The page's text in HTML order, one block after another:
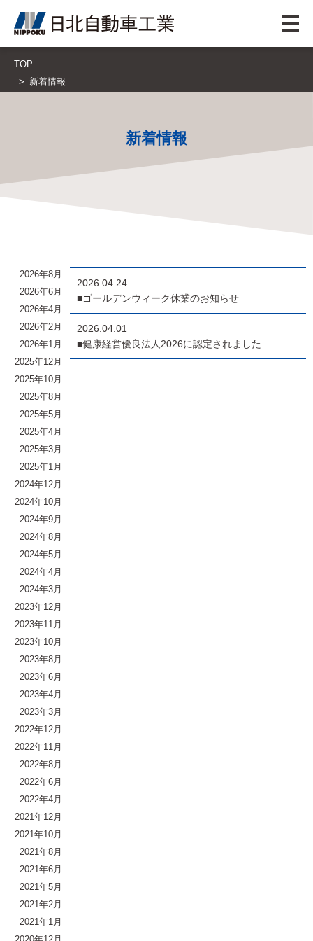
TOP
新着情報
新着情報
2026年8月
2026年6月
2026年4月
2026年2月
2026年1月
2025年12月
2025年10月
2025年8月
2025年5月
2025年4月
2025年3月
2025年1月
2024年12月
2024年10月
2024年9月
2024年8月
2024年5月
2024年4月
2024年3月
2023年12月
2023年11月
2023年10月
2023年8月
2023年6月
2023年4月
2023年3月
2022年12月
2022年11月
2022年8月
2022年6月
2022年4月
2021年12月
2021年10月
2021年8月
2021年6月
2021年5月
2021年2月
2021年1月
2026.04.24
■ゴールデンウィーク休業のお知らせ
2026.04.01
■健康経営優良法人2026に認定されました